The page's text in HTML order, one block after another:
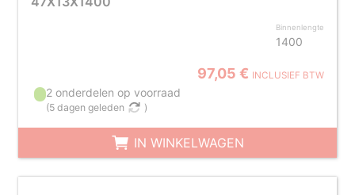
Binnenlengte
1400
97,05 € INCLUSIEF BTW
2 onderdelen op voorraad
(5 dagen geleden )
IN WINKELWAGEN